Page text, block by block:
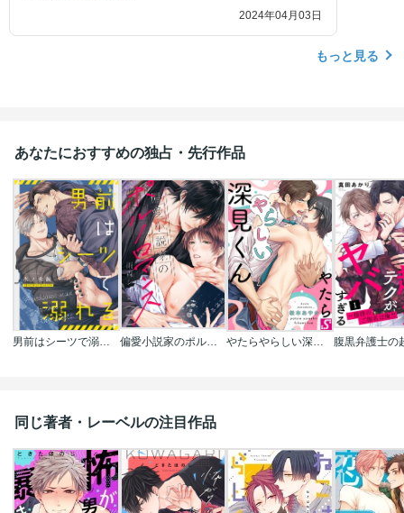
2024年04月03日
もっと見る
あなたにおすすめの独占・先行作品
男前はシーツで溺れる 偏愛小説家のポルノロマンス やたらやらしい深見くん
同じ著者・レーベルの注目作品